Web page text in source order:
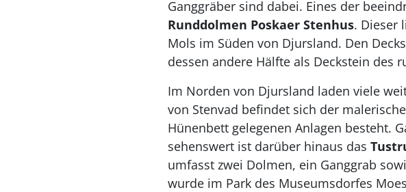
Ganggräber sind dabei. Eines der
Runddolmen Poskaer Stenhus. Dieser
Mols im Süden von Djursland. Den
dessen andere Hälfte als Deckstein des
Im Norden von Djursland laden viele
von Stenvad befindet sich der malerische
Hünenbett gelegenen Anlagen besteht.
sehenswert ist darüber hinaus das
umfasst zwei Dolmen, ein Ganggrab
wurde im Park des Museumsdorfes